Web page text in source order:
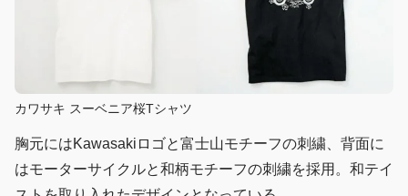
カワサキ スーベニア桜Tシャツ
胸元にはKawasakiロゴと富士山モチーフの刺繍、背面に
はモーターサイクルと和柄モチーフの刺繍を採用。和テイ